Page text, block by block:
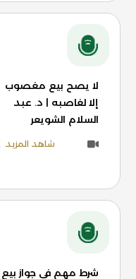
لا يصح بيع مغصوب
إلا لغاصبه | د. عبد
السلام الشويعر
شاهد المزيد
شرط مهم في جواز بيع